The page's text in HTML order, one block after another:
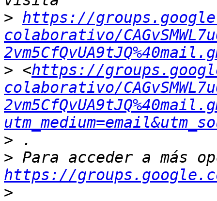
> https://
colaborativo/
> <https://
colaborativo/
>
>
https://
>